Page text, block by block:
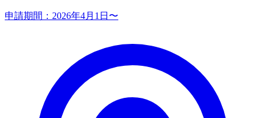
申請期間： 2026年4月1日〜